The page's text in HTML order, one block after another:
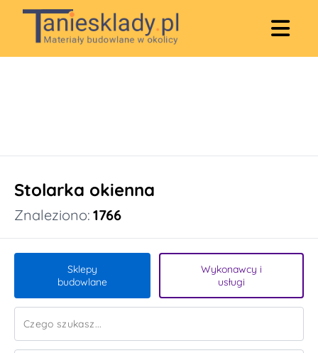
Stolarka okienna
Znaleziono: 1766
Sklepy
budowlane
Wykonawcy i
usługi